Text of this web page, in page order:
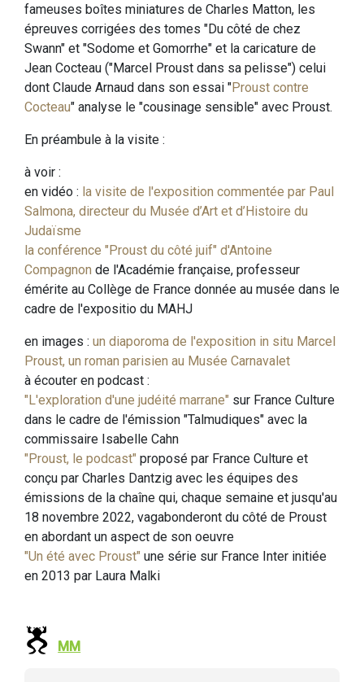
fameuses boîtes miniatures de Charles Matton, les
épreuves corrigées des tomes "Du côté de chez
Swann" et "Sodome et Gomorrhe" et la caricature de
Jean Cocteau ("Marcel Proust dans sa pelisse") celui
dont Claude Arnaud dans son essai "Proust contre
Cocteau" analyse le "cousinage sensible" avec Proust.
En préambule à la visite :
à voir :
en vidéo : la visite de l'exposition commentée par Paul
Salmona, directeur du Musée d’Art et d’Histoire du
Judaïsme
la conférence "Proust du côté juif" d'Antoine
Compagnon de l'Académie française, professeur
émérite au Collège de France donnée au musée dans le
cadre de l'expositio du MAHJ
en images : un diaporoma de l'exposition in situ Marcel
Proust, un roman parisien au Musée Carnavalet
à écouter en podcast :
"L'exploration d'une judéité marrane" sur France Culture
dans le cadre de l'émission "Talmudiques" avec la
commissaire Isabelle Cahn
"Proust, le podcast" proposé par France Culture et
conçu par Charles Dantzig avec les équipes des
émissions de la chaîne qui, chaque semaine et jusqu'au
18 novembre 2022, vagabonderont du côté de Proust
en abordant un aspect de son oeuvre
"Un été avec Proust" une série sur France Inter initiée
en 2013 par Laura Malki
MM